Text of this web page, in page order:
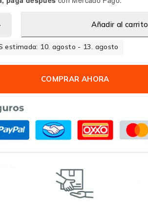
Añadir al carrito
estimada: 10. agosto - 13. agosto
COMPRAR AHORA